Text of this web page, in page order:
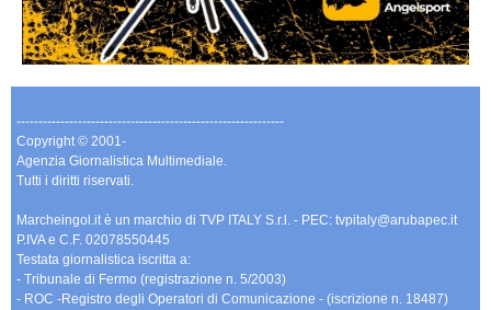
-------------------------------------------------------------
Copyright © 2001-
Agenzia Giornalistica Multimediale.
Tutti i diritti riservati.
Marcheingol.it è un marchio di TVP ITALY S.r.l. - PEC: tvpitaly@arubapec.it
P.IVA e C.F. 02078550445
Testata giornalistica iscritta a:
- Tribunale di Fermo (registrazione n. 5/2003)
- ROC -Registro degli Operatori di Comunicazione - (iscrizione n. 18487)